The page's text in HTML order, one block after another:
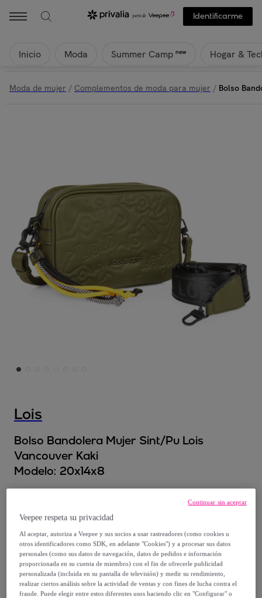
Identificarme
Inicio Moda Summer Camp new Hogar &
Moda de mujer / Complementos de moda para mujer / Bolso
Lois
Bolso Bandolera Mujer Sint/Pu Lois
Vancouver Kaki
Modelo: 20x14x8
60, €
-33%
Vendido porTOP MALETAS
Veepee respeta su privacidad
Al aceptar, autoriza a Veepee y sus socios a usar rastreadores (como cookies u
otros identificadores como SDK, en adelante "Cookies") y a procesar sus datos
personales (como sus datos de navegación, datos de pedidos e información
proporcionada en su cuenta de miembro) con el fin de ofrecerle publicidad
personalizada (incluida en su pantalla de televisión) y medir su rendimiento,
realizar ciertos análisis sobre la actividad de ventas y con fines de lucha contra el
fraude. Puede elegir entre estos diferentes usos haciendo clic en "Configurar" o
Continuar sin aceptar